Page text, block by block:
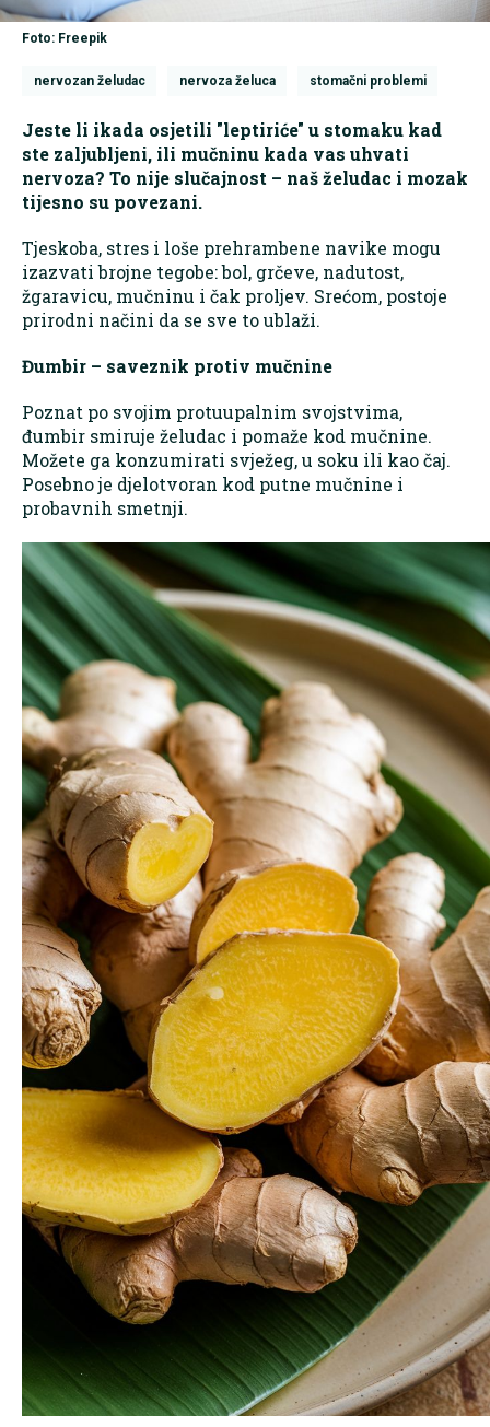
Foto: Freepik
nervozan želudac nervoza želuca stomačni problemi
Jeste li ikada osjetili "leptiriće" u stomaku kad
ste zaljubljeni, ili mučninu kada vas uhvati
nervoza? To nije slučajnost – naš želudac i mozak
tijesno su povezani.
Tjeskoba, stres i loše prehrambene navike mogu
izazvati brojne tegobe: bol, grčeve, nadutost,
žgaravicu, mučninu i čak proljev. Srećom, postoje
prirodni načini da se sve to ublaži.
Đumbir – saveznik protiv mučnine
Poznat po svojim protuupalnim svojstvima,
đumbir smiruje želudac i pomaže kod mučnine.
Možete ga konzumirati svježeg, u soku ili kao čaj.
Posebno je djelotvoran kod putne mučnine i
probavnih smetnji.